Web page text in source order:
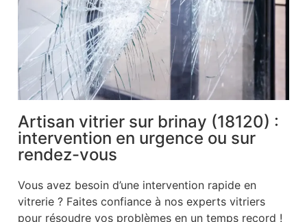
Artisan vitrier sur brinay (18120) :
intervention en urgence ou sur
rendez-vous
Vous avez besoin d’une intervention rapide en
vitrerie ? Faites confiance à nos experts vitriers
pour résoudre vos problèmes en un temps record !